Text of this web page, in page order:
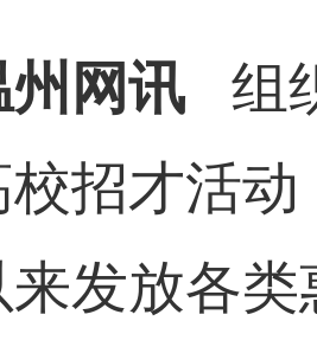
州网讯 组
招才活
发放各